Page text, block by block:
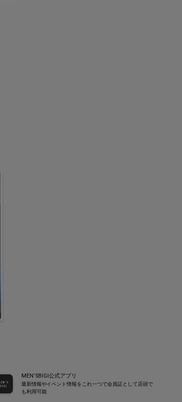
MEN’SBIGI公式アプリ
最新情報やイベント情報をこれ一つで会員証として店頭で
も利用可能